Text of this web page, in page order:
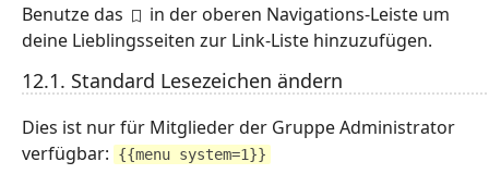
Benutze das
in der oberen Navigations-Leiste um
deine Lieblingsseiten zur Link-Liste hinzuzufügen.
12.1. Standard Lesezeichen ändern
Dies ist nur für Mitglieder der Gruppe Administrator
verfügbar:
{{menu system=1}}